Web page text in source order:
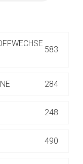
583
284
248
490
Seite ist deren
Zur Seite